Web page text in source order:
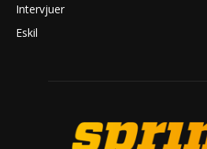
Intervjuer
Eskil